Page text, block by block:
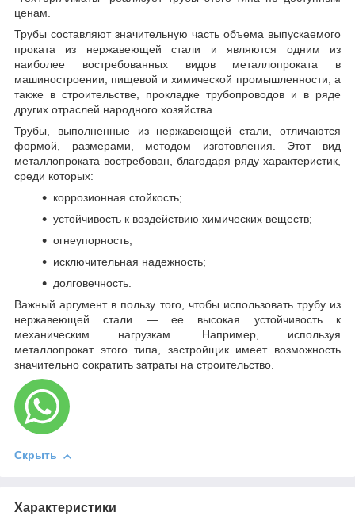
ценам.
Трубы составляют значительную часть объема выпускаемого
проката из нержавеющей стали и являются одним из
наиболее востребованных видов металлопроката в
машиностроении, пищевой и химической промышленности, а
также в строительстве, прокладке трубопроводов и в ряде
других отраслей народного хозяйства.
Трубы, выполненные из нержавеющей стали, отличаются
формой, размерами, методом изготовления. Этот вид
металлопроката востребован, благодаря ряду характеристик,
среди которых:
коррозионная стойкость;
устойчивость к воздействию химических веществ;
огнеупорность;
исключительная надежность;
долговечность.
Важный аргумент в пользу того, чтобы использовать трубу из
нержавеющей стали — ее высокая устойчивость к
механическим нагрузкам. Например, используя
металлопрокат этого типа, застройщик имеет возможность
значительно сократить затраты на строительство.
Скрыть
Характеристики